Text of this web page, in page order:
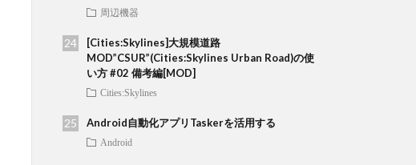
周辺機器
[Cities:Skylines]大規模道路
MOD”CSUR”(Cities:Skylines Urban Road)の使
い方 #02 備考編[MOD]
Cities:Skylines
Android自動化アプリTaskerを活用する
Android